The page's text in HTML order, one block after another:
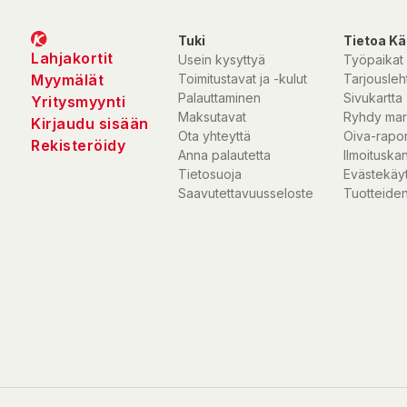
Lahjakortit
Myymälät
Yritysmyynti
Kirjaudu sisään
Rekisteröidy
Tuki
Usein kysyttyä
Toimitustavat ja -kulut
Palauttaminen
Maksutavat
Ota yhteyttä
Anna palautetta
Tietosuoja
Saavutettavuusseloste
Tietoa
Työpaikat
Sivukartta
Ryhdy
Oiva-